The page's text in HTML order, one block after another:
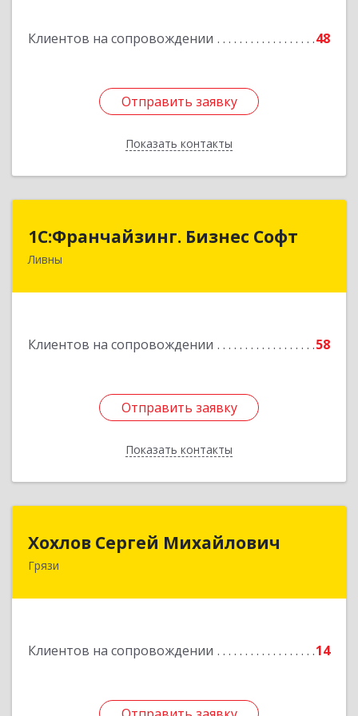
Клиентов на сопровождении 48
Отправить заявку
Показать контакты
Подробнее
Отправить заявку
Назад
1C:Франчайзинг. Бизнес Софт
Ливны
Клиентов на сопровождении 58
Отправить заявку
Показать контакты
1C:Франчайзинг. Бизнес Софт
303851, Орловская обл, Ливны г, Гайдара ул,
Отправить заявку
Назад
Хохлов Сергей Михайлович
Грязи
Клиентов на сопровождении 14
Хохлов Сергей Михайлович